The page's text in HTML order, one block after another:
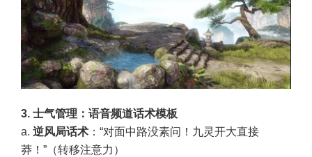
3. 士气管理：语音频道话术模板
a. 逆风局话术 ：“对面中路没素问！九灵开大直接
莽！”（转移注意力）